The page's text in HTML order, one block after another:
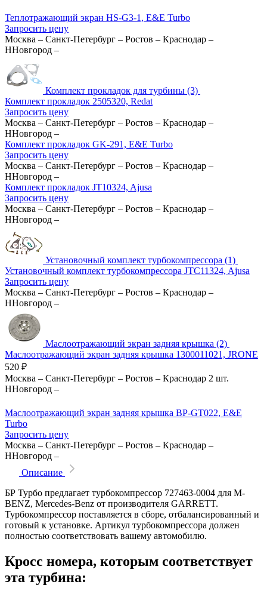
Теплотражающий экран HS-G3-1, E&E Turbo
Запросить цену
Москва – Санкт-Петербург – Ростов – Краснодар –
ННовгород –
Комплект прокладок для турбины (3)
Комплект прокладок 2505320, Redat
Запросить цену
Москва – Санкт-Петербург – Ростов – Краснодар –
ННовгород –
Комплект прокладок GK-291, E&E Turbo
Запросить цену
Москва – Санкт-Петербург – Ростов – Краснодар –
ННовгород –
Комплект прокладок JT10324, Ajusa
Запросить цену
Москва – Санкт-Петербург – Ростов – Краснодар –
ННовгород –
Установочный комплект турбокомпрессора (1)
Установочный комплект турбокомпрессора JTC11324, Ajusa
Запросить цену
Москва – Санкт-Петербург – Ростов – Краснодар –
ННовгород –
Маслоотражающий экран задняя крышка (2)
Маслоотражающий экран задняя крышка 1300011021, JRONE
520 ₽
Москва – Санкт-Петербург – Ростов – Краснодар 2 шт.
ННовгород –
Маслоотражающий экран задняя крышка BP-GT022, E&E
Turbo
Запросить цену
Москва – Санкт-Петербург – Ростов – Краснодар –
ННовгород –
Описание
БР Турбо предлагает турбокомпрессор 727463-0004 для M-
BENZ, Mercedes-Benz от производителя GARRETT.
Турбокомпрессор поставляется в сборе, отбалансированный и
готовый к установке. Артикул турбокомпрессора должен
полностью соответствовать вашему автомобилю.
Кросс номера, которым соответствует
эта турбина: